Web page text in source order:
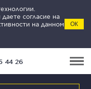
согласие на
на данном
ОК
44 26